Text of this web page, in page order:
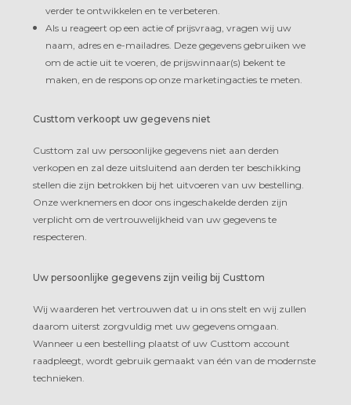
verder te ontwikkelen en te verbeteren.
Als u reageert op een actie of prijsvraag, vragen wij uw
naam, adres en e-mailadres. Deze gegevens gebruiken we
om de actie uit te voeren, de prijswinnaar(s) bekent te
maken, en de respons op onze marketingacties te meten.
Custtom verkoopt uw gegevens niet
Custtom zal uw persoonlijke gegevens niet aan derden
verkopen en zal deze uitsluitend aan derden ter beschikking
stellen die zijn betrokken bij het uitvoeren van uw bestelling.
Onze werknemers en door ons ingeschakelde derden zijn
verplicht om de vertrouwelijkheid van uw gegevens te
respecteren.
Uw persoonlijke gegevens zijn veilig bij Custtom
Wij waarderen het vertrouwen dat u in ons stelt en wij zullen
daarom uiterst zorgvuldig met uw gegevens omgaan.
Wanneer u een bestelling plaatst of uw Custtom account
raadpleegt, wordt gebruik gemaakt van één van de modernste
technieken.